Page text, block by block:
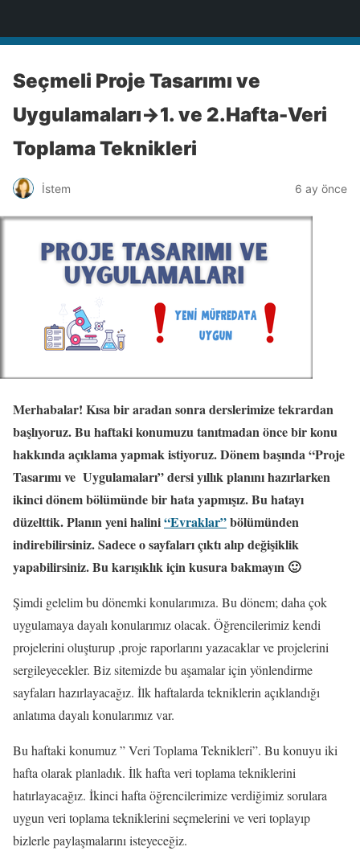
Seçmeli Proje Tasarımı ve
Uygulamaları->1. ve 2.Hafta-Veri
Toplama Teknikleri
İstem 6 ay önce
Merhabalar! Kısa bir aradan sonra derslerimize tekrardan
başlıyoruz. Bu haftaki konumuzu tanıtmadan önce bir konu
hakkında açıklama yapmak istiyoruz. Dönem başında “Proje
Tasarımı ve Uygulamaları” dersi yıllık planını hazırlarken
ikinci dönem bölümünde bir hata yapmışız. Bu hatayı
düzelttik. Planın yeni halini“Evraklar”bölümünden
indirebilirsiniz. Sadece o sayfaları çıktı alıp değişiklik
yapabilirsiniz. Bu karışıklık için kusura bakmayın 🙂
Şimdi gelelim bu dönemki konularımıza. Bu dönem; daha çok
uygulamaya dayalı konularımız olacak. Öğrencilerimiz kendi
projelerini oluşturup ,proje raporlarını yazacaklar ve projelerini
sergileyecekler. Biz sitemizde bu aşamalar için yönlendirme
sayfaları hazırlayacağız. İlk haftalarda tekniklerin açıklandığı
anlatıma dayalı konularımız var.
Bu haftaki konumuz ” Veri Toplama Teknikleri”. Bu konuyu iki
hafta olarak planladık. İlk hafta veri toplama tekniklerini
hatırlayacağız. İkinci hafta öğrencilerimize verdiğimiz sorulara
uygun veri toplama tekniklerini seçmelerini ve veri toplayıp
bizlerle paylaşmalarını isteyeceğiz.